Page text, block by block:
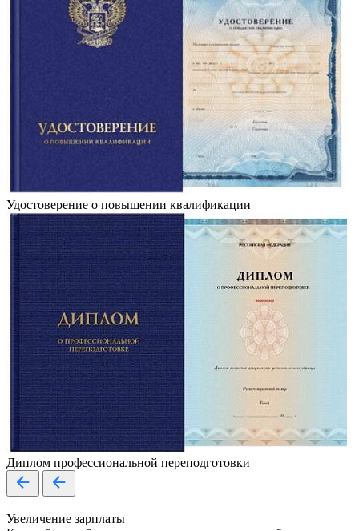
Удостоверение о повышении квалификации
Диплом профессиональной переподготовки
Увеличение зарплаты